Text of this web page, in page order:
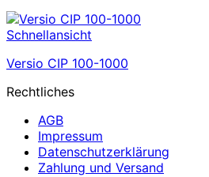
Schnellansicht
Versio CIP 100-1000
Rechtliches
AGB
Impressum
Datenschutzerklärung
Zahlung und Versand